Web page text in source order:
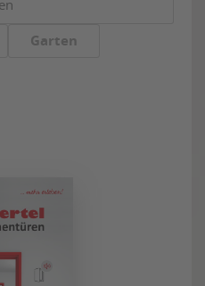
Garten